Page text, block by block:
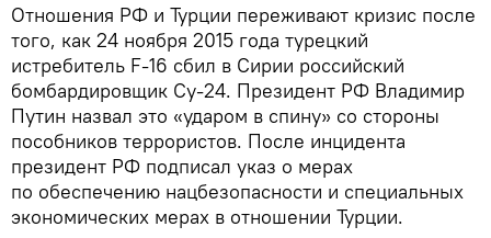
Отношения РФ и Турции переживают кризис после
того, как 24 ноября 2015 года турецкий
истребитель F-16 сбил в Сирии российский
бомбардировщик Су-24. Президент РФ Владимир
Путин назвал это «ударом в спину» со стороны
пособников террористов. После инцидента
президент РФ подписал указ о мерах
по обеспечению нацбезопасности и специальных
экономических мерах в отношении Турции.